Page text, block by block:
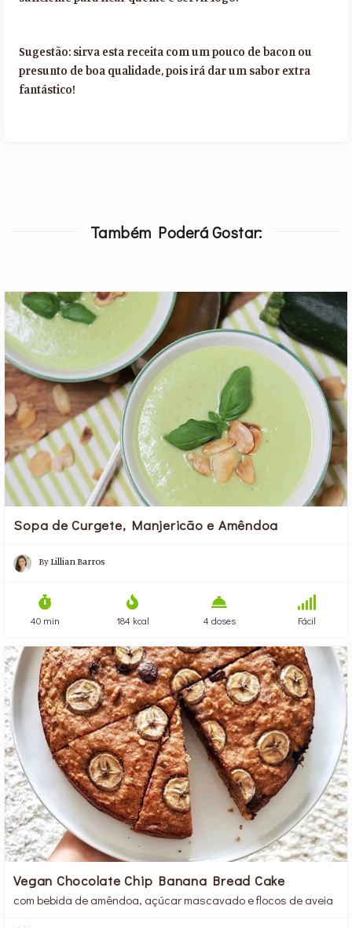
Sugestão: sirva esta receita com um pouco de bacon ou
presunto de boa qualidade, pois irá dar um sabor extra
fantástico!
Também Poderá Gostar:
Sopa de Curgete, Manjericão e Amêndoa
By Lillian Barros
40 min 184 kcal 4 doses Fácil
Vegan Chocolate Chip Banana Bread Cake
com bebida de amêndoa, açúcar mascavado e flocos de aveia